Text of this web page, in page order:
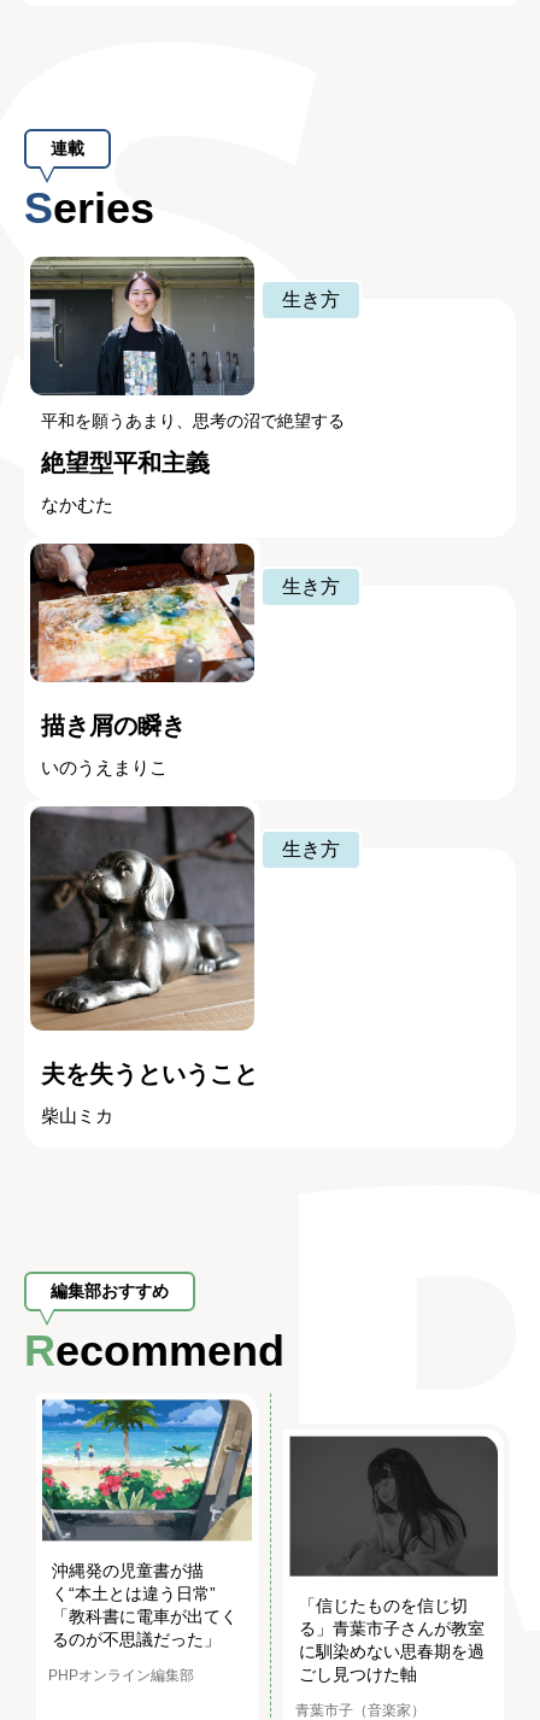
連載
Series
生き方
平和を願うあまり、思考の沼で絶望する
絶望型平和主義
なかむた
生き方
描き屑の瞬き
いのうえまりこ
生き方
夫を失うということ
柴山ミカ
編集部おすすめ
Recommend
沖縄発の児童書が描
く“本土とは違う日常”
「教科書に電車が出てく
るのが不思議だった」
PHPオンライン編集部
「信じたものを信じ切
る」青葉市子さんが教室
に馴染めない思春期を過
ごし見つけた軸
青葉市子（音楽家）